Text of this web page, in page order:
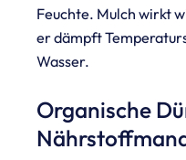
Feuchte. Mulch wirkt
er dämpft
Wasser.
Organische